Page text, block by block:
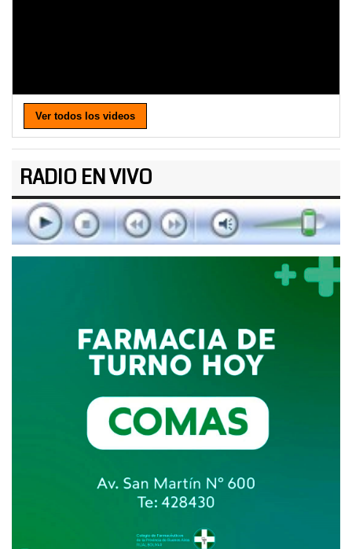
Ver todos los videos
RADIO EN VIVO